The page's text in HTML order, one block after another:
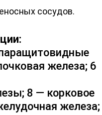
сосудов.
железа; 6
8 — корковое
железа;